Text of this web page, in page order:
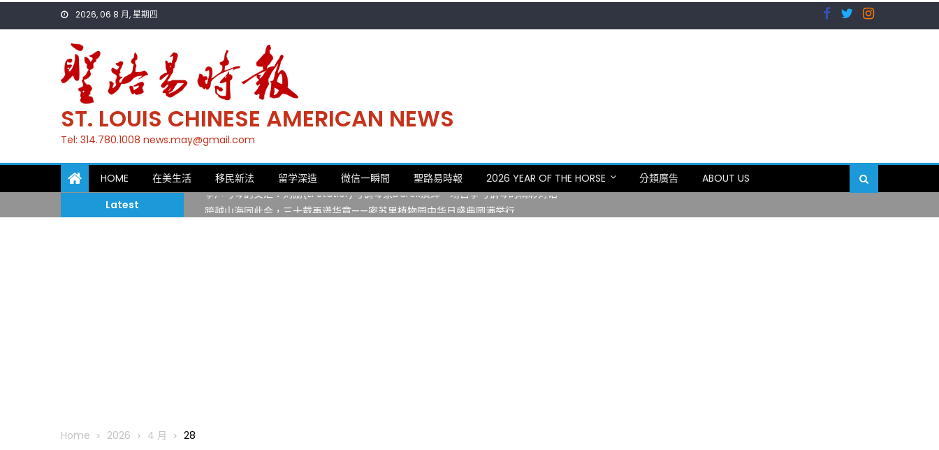
2026, 06 8 月, 星期四
ST. LOUIS CHINESE AMERICAN NEWS
Tel: 314.780.1008 news.may@gmail.com
HOME 在美生活 移民新法 留学深造 微信一瞬間 聖路易時報 2026 YEAR OF THE HORSE 分類廣告
ABOUT US
Latest
一晃三十年，初夏又相逢。中华日，等你来赴约 —— 密苏里植物园“中华日三十周年特别报道（五）
筝声与琴韵交汇：刘励(Li Statler)与钢琴家Darek演绎一场古筝与钢琴的精彩对话
跨越山海同此会，三十载再谱华章——密苏里植物园中华日盛典圆满举行
Home 2026 4 月 28